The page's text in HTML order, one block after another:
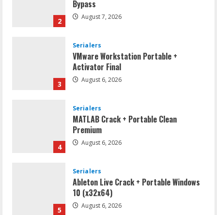
2
Bypass
August 7, 2026
3
Serialers
VMware Workstation Portable +
Activator Final
August 6, 2026
4
Serialers
MATLAB Crack + Portable Clean
Premium
August 6, 2026
5
Serialers
Ableton Live Crack + Portable Windows
10 (x32x64)
August 6, 2026